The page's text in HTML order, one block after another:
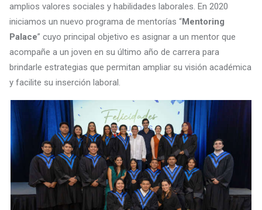
amplios valores sociales y habilidades laborales. En 2020
iniciamos un nuevo programa de mentorías “Mentoring
Palace” cuyo principal objetivo es asignar a un mentor que
acompañe a un joven en su último año de carrera para
brindarle estrategias que permitan ampliar su visión académica
y facilite su inserción laboral.